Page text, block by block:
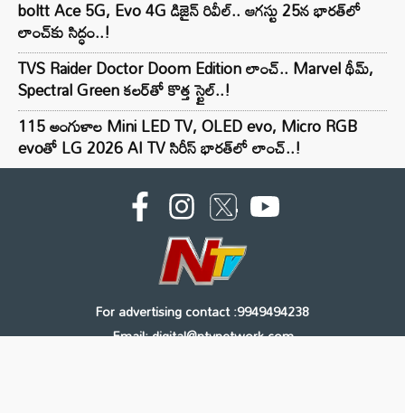
boltt Ace 5G, Evo 4G డిజైన్ రివీల్.. ఆగస్టు 25న భారత్‌లో
లాంచ్‌కు సిద్ధం..!
TVS Raider Doctor Doom Edition లాంచ్.. Marvel థీమ్,
Spectral Green కలర్‌తో కొత్త స్టైల్..!
115 అంగుళాల Mini LED TV, OLED evo, Micro RGB
evoతో LG 2026 AI TV సిరీస్ భారత్‌లో లాంచ్..!
For advertising contact :9949494238
Email: digital@ntvnetwork.com